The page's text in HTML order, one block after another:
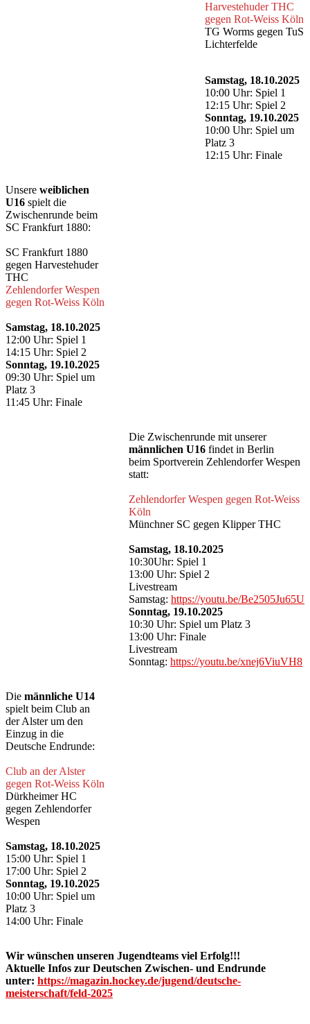
Harvestehuder THC
gegen Rot-Weiss Köln
TG Worms gegen TuS
Lichterfelde
Samstag, 18.10.2025
10:00 Uhr: Spiel 1
12:15 Uhr: Spiel 2
Sonntag, 19.10.2025
10:00 Uhr: Spiel um
Platz 3
12:15 Uhr: Finale
Unsere weiblichen
U16 spielt die
Zwischenrunde beim
SC Frankfurt 1880:
SC Frankfurt 1880
gegen Harvestehuder
THC
Zehlendorfer Wespen
gegen Rot-Weiss Köln
Samstag, 18.10.2025
12:00 Uhr: Spiel 1
14:15 Uhr: Spiel 2
Sonntag, 19.10.2025
09:30 Uhr: Spiel um
Platz 3
11:45 Uhr: Finale
Die Zwischenrunde mit unserer
männlichen U16 findet in Berlin
beim Sportverein Zehlendorfer Wespen
statt:
Zehlendorfer Wespen gegen Rot-Weiss
Köln
Münchner SC gegen Klipper THC
Samstag, 18.10.2025
10:30Uhr: Spiel 1
13:00 Uhr: Spiel 2
Livestream
Samstag: https://youtu.be/Be2505Ju65U
Sonntag, 19.10.2025
10:30 Uhr: Spiel um Platz 3
13:00 Uhr: Finale
Livestream
Sonntag: https://youtu.be/xnej6ViuVH8
Die männliche U14
spielt beim Club an
der Alster um den
Einzug in die
Deutsche Endrunde:
Club an der Alster
gegen Rot-Weiss Köln
Dürkheimer HC
gegen Zehlendorfer
Wespen
Samstag, 18.10.2025
15:00 Uhr: Spiel 1
17:00 Uhr: Spiel 2
Sonntag, 19.10.2025
10:00 Uhr: Spiel um
Platz 3
14:00 Uhr: Finale
Wir wünschen unseren Jugendteams viel Erfolg!!!
Aktuelle Infos zur Deutschen Zwischen- und Endrunde
unter: https://magazin.hockey.de/jugend/deutsche-
meisterschaft/feld-2025